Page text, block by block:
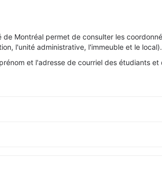
de Montréal permet de consulter les
l'unité administrative, l'immeuble et le local).
et l'adresse de courriel des étudiants et